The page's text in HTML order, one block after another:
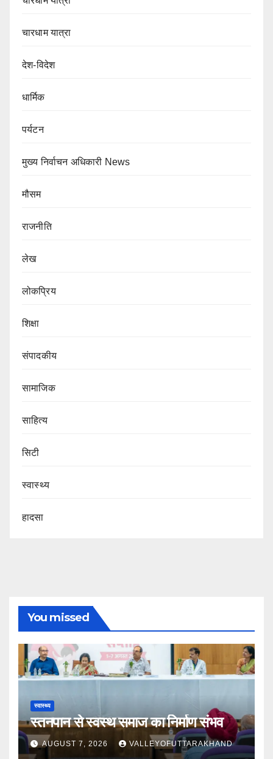
चारधाम यात्रा
देश-विदेश
धार्मिक
पर्यटन
मुख्य निर्वाचन अधिकारी News
मौसम
राजनीति
लेख
लोकप्रिय
शिक्षा
संपादकीय
सामाजिक
साहित्य
सिटी
स्वास्थ्य
हादसा
You missed
स्वास्थ्य
स्तनपान से स्वस्थ समाज का निर्माण संभव
AUGUST 7, 2026 VALLEYOFUTTARAKHAND